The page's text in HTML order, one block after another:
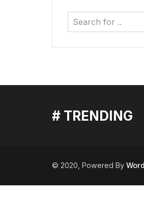
# TRENDING
© 2020, Powered By